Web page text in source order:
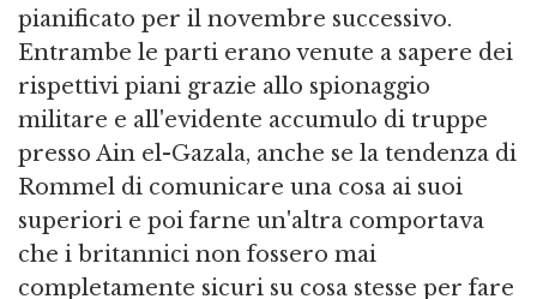
pianificato per il novembre successivo.
Entrambe le parti erano venute a sapere dei
rispettivi piani grazie allo spionaggio
militare e all'evidente accumulo di truppe
presso Ain el-Gazala, anche se la tendenza di
Rommel di comunicare una cosa ai suoi
superiori e poi farne un'altra comportava
che i britannici non fossero mai
completamente sicuri su cosa stesse per fare